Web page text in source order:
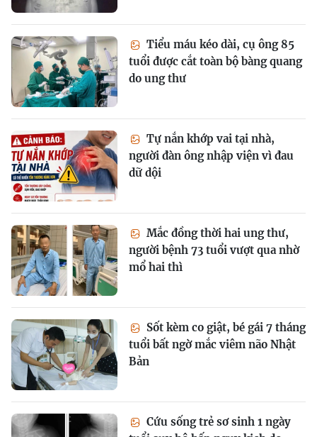
Tiểu máu kéo dài, cụ ông 85
tuổi được cắt toàn bộ bàng quang
do ung thư
Tự nắn khớp vai tại nhà,
người đàn ông nhập viện vì đau
dữ dội
Mắc đồng thời hai ung thư,
người bệnh 73 tuổi vượt qua nhờ
mổ hai thì
Sốt kèm co giật, bé gái 7 tháng
tuổi bất ngờ mắc viêm não Nhật
Bản
Cứu sống trẻ sơ sinh 1 ngày